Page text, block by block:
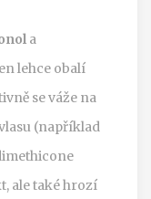
a
lehce obalí
se váže na
(například
ale také hrozí